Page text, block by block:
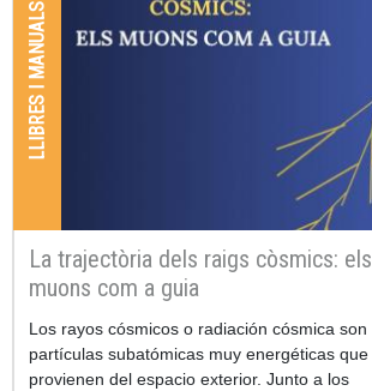
LLIBRES I MANUALS
La trajectòria dels raigs còsmics: els
muons com a guia
Resum
Los rayos cósmicos o radiación cósmica son
partículas subatómicas muy energéticas que
provienen del espacio exterior. Junto a los